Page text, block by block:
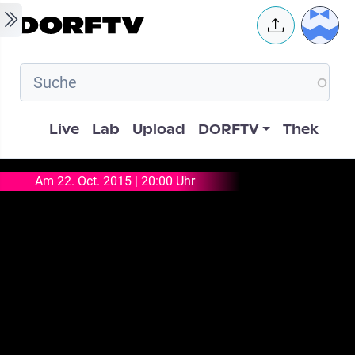
Skip to main content User
Hauptnavigation
Live Lab Upload DORFTV Thek
Am 22. Oct. 2015 | 20:00 Uhr